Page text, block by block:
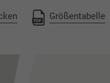
Größentabelle